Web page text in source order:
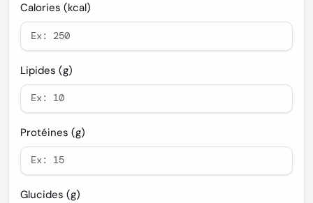
Calories (kcal)
Lipides (g)
Protéines (g)
Glucides (g)